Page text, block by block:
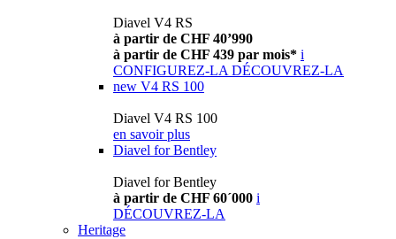
Diavel V4 RS
à partir de CHF 40’990
à partir de CHF 439 par mois* i
CONFIGUREZ-LA DÉCOUVREZ-LA
new V4 RS 100
Diavel V4 RS 100
en savoir plus
Diavel for Bentley
Diavel for Bentley
à partir de CHF 60´000 i
DÉCOUVREZ-LA
Heritage